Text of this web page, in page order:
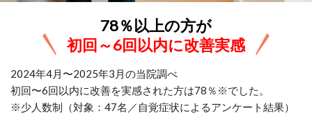
78％以上の方が
初回～6回以内に改善実感
2024年4月〜2025年3月の当院調べ
初回〜6回以内に改善を実感された方は78％※でした。
※少人数制（対象：47名／自覚症状によるアンケート結果）